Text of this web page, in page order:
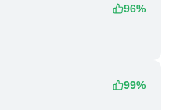
96%
99%